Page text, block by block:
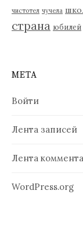
чистотел чучела
страна юбилей
МЕТА
Войти
Лента записей
Лента
WordPress.org